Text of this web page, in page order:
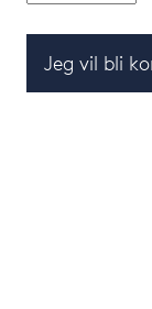
Jeg vil bli